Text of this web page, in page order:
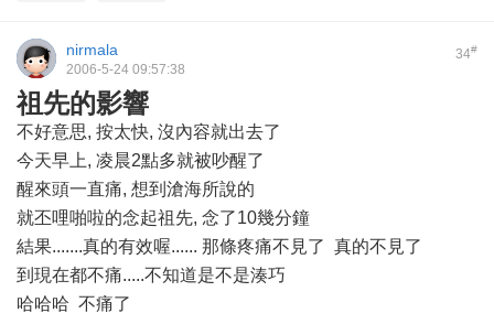
34#
nirmala
2006-5-24 09:57:38
祖先的影響
不好意思, 按太快, 沒內容就出去了
今天早上, 凌晨2點多就被吵醒了
醒來頭一直痛, 想到滄海所說的
就丕哩啪啦的念起祖先, 念了10幾分鐘
結果.......真的有效喔...... 那條疼痛不見了 真的不見了
到現在都不痛.....不知道是不是湊巧
哈哈哈 不痛了